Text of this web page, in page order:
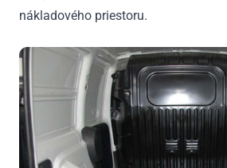
nákladového priestoru.